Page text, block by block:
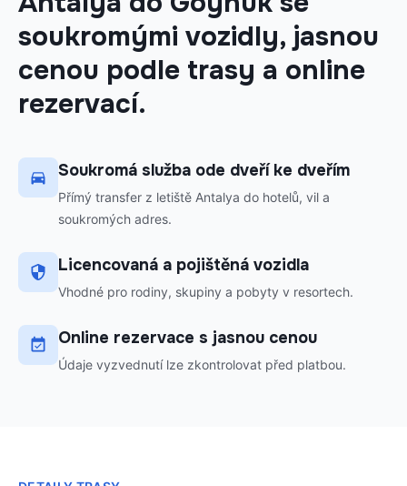
soukromými vozidly, jasnou
cenou podle trasy a online
rezervací.
Soukromá služba ode dveří ke dveřím
Přímý transfer z letiště Antalya do hotelů, vil a
soukromých adres.
Licencovaná a pojištěná vozidla
Vhodné pro rodiny, skupiny a pobyty v resortech.
Online rezervace s jasnou cenou
Údaje vyzvednutí lze zkontrolovat před platbou.